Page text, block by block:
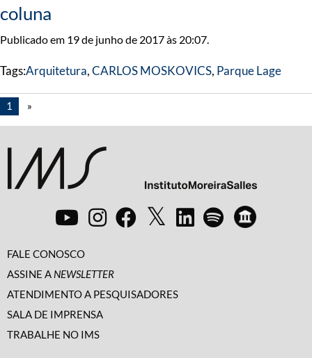
coluna
Publicado em 19 de junho de 2017 às 20:07.
Tags:Arquitetura,CARLOS MOSKOVICS, Parque Lage
1 »
FALE CONOSCO
ASSINE A NEWSLETTER
ATENDIMENTO A PESQUISADORES
SALA DE IMPRENSA
TRABALHE NO IMS